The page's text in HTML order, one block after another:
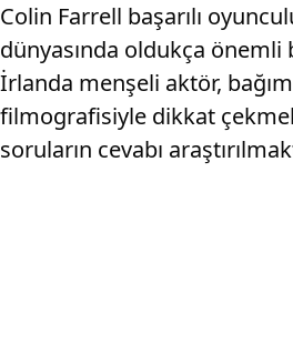
Colin Farrell başarılı
dünyasında oldukça önemli
İrlanda menşeli aktör,
filmografisiyle dikkat
soruların cevabı